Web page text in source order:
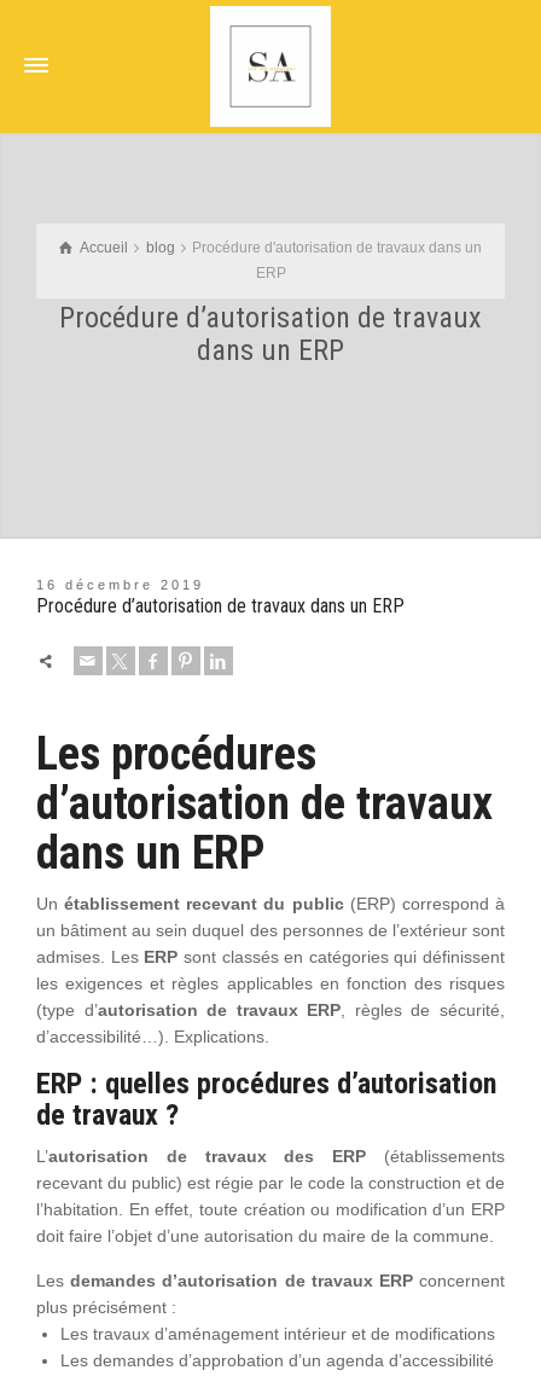
Accueil blog
Procédure d'autorisation de travaux dans un
ERP
Procédure d’autorisation de travaux
dans un ERP
16 décembre 2019
Procédure d’autorisation de travaux dans un ERP
Les procédures
d’autorisation de travaux
dans un ERP
Unétablissement recevant du public(ERP) correspond à
un bâtiment au sein duquel des personnes de l’extérieur sont
admises. Les ERP sont classés en catégories qui définissent
les exigences et règles applicables en fonction des risques
(type d’autorisation de travaux ERP , règles de sécurité,
d’accessibilité…). Explications.
ERP : quelles procédures d’autorisation
de travaux ?
L’autorisation de travaux des ERP (établissements
recevant du public) est régie par le code la construction et de
l’habitation. En effet, toute création ou modification d’un ERP
doit faire l’objet d’une autorisation du maire de la commune.
Lesdemandes d’autorisation de travaux ERPconcernent
plus précisément :
Les travaux d’aménagement intérieur et de modifications
Les demandes d’approbation d’un agenda d’accessibilité